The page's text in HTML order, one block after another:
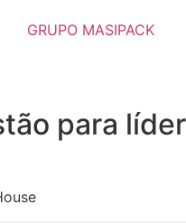
GRUPO MASIPACK
para